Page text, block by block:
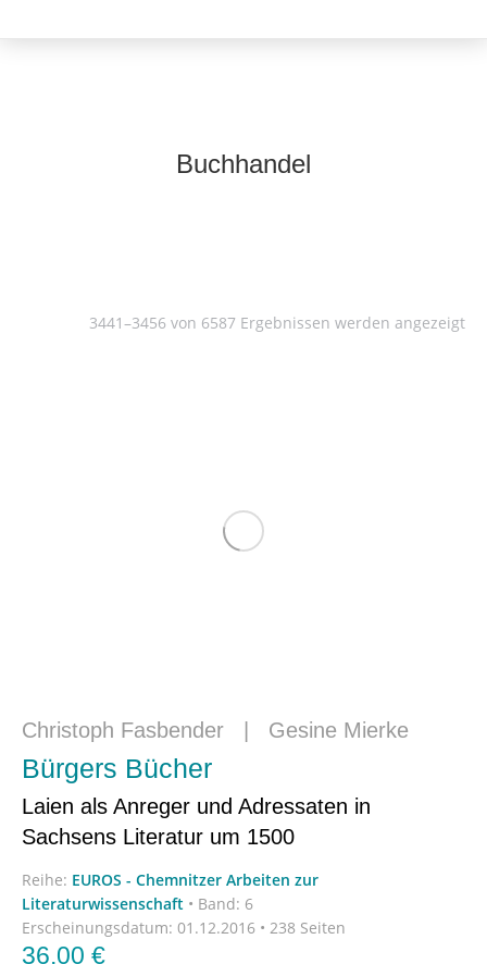
Buchhandel
3441–3456 von 6587 Ergebnissen werden angezeigt
Christoph Fasbender Gesine Mierke
Bürgers Bücher
Laien als Anreger und Adressaten in
Sachsens Literatur um 1500
Reihe: EUROS - Chemnitzer Arbeiten zur
Literaturwissenschaft • Band: 6
Erscheinungsdatum: 01.12.2016 • 238 Seiten
36,00 €